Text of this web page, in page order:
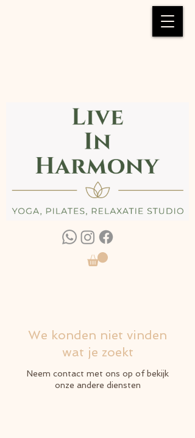
We konden niet vinden
wat je zoekt
Neem contact met ons op of bekijk
onze andere diensten